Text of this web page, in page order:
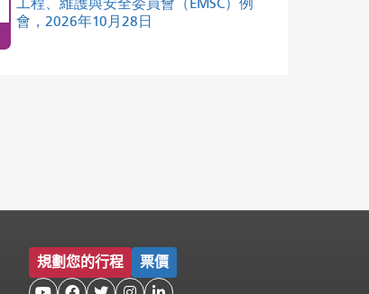
會，2026年10月28日
規劃您的行程 票價